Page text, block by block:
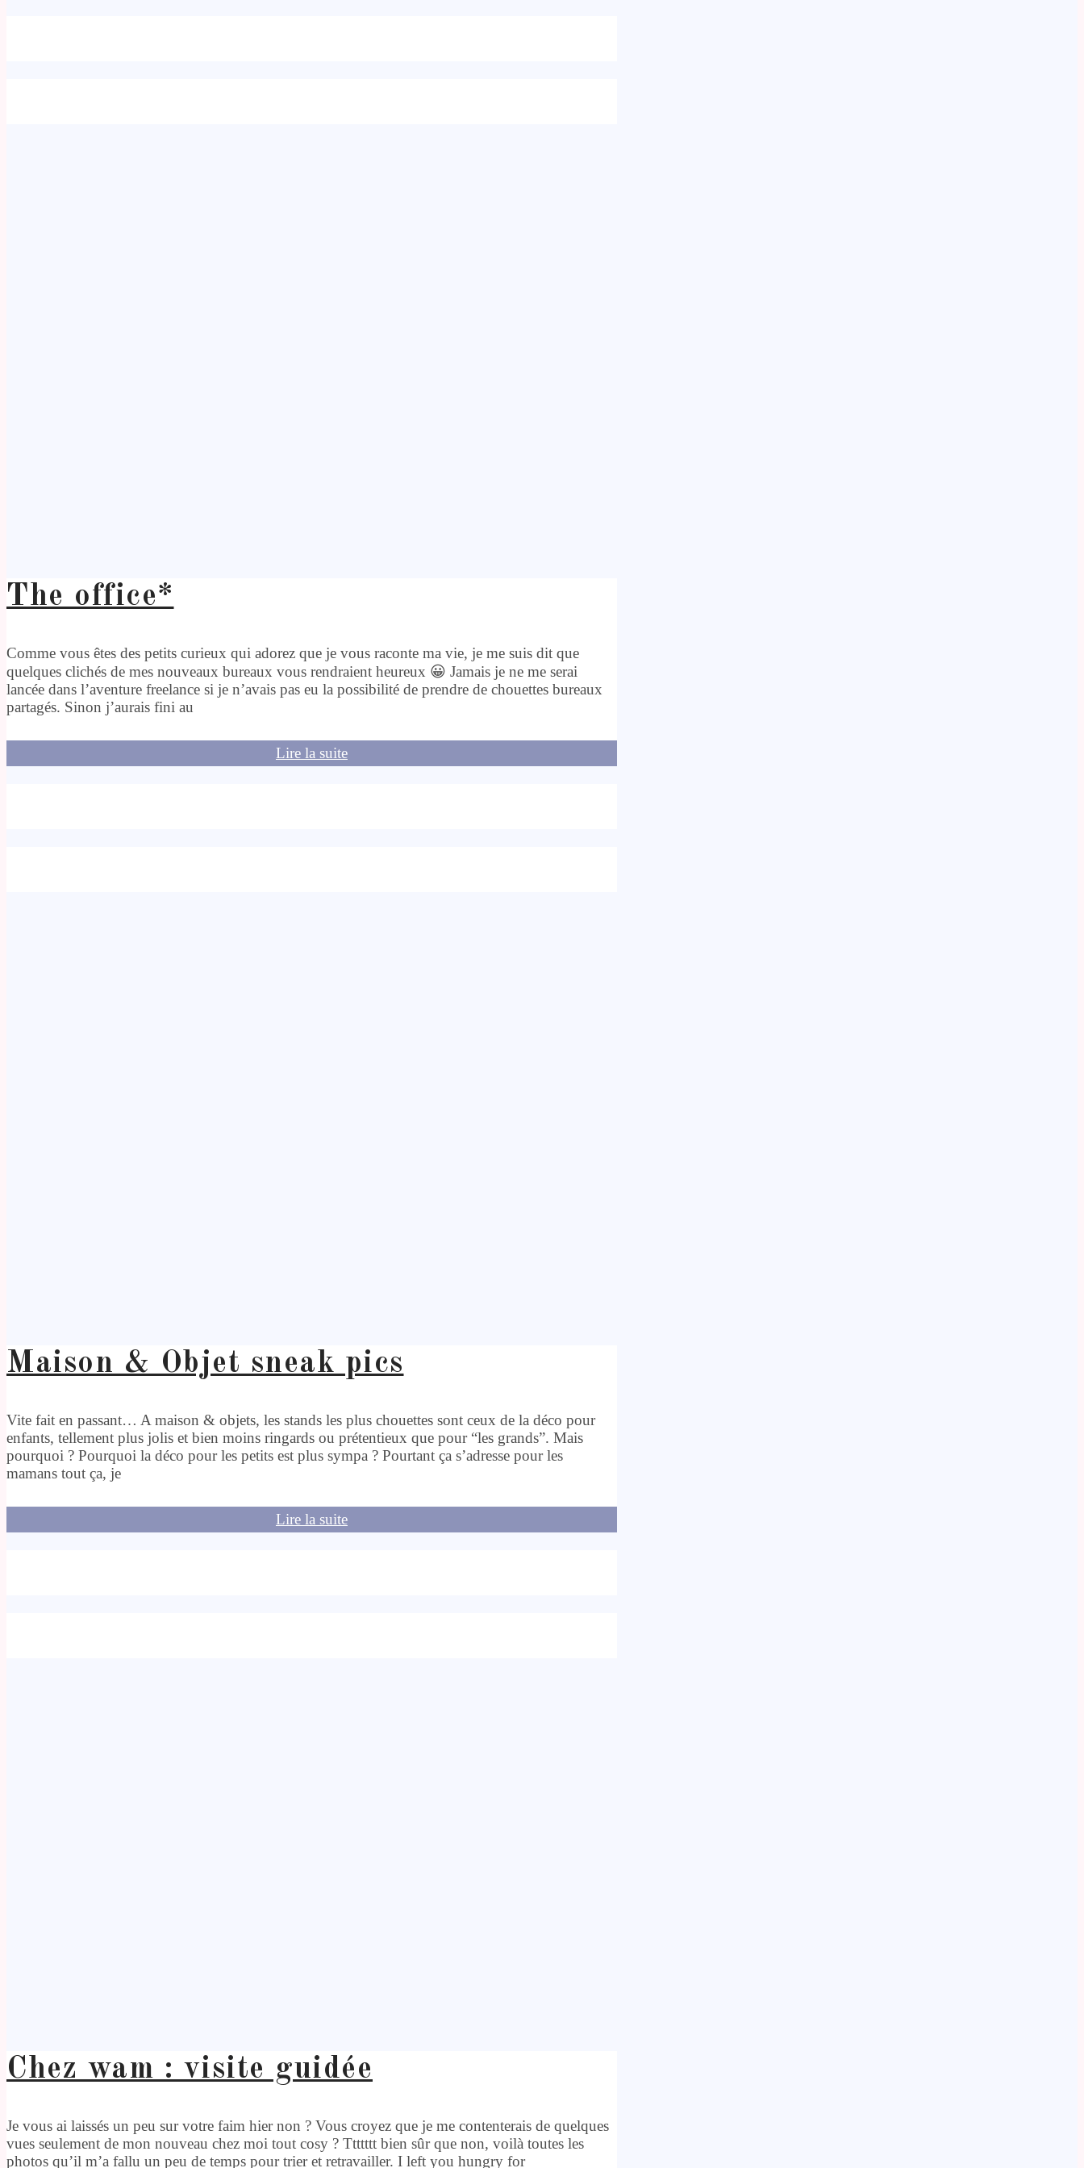
The office*
Comme vous êtes des petits curieux qui adorez que je vous raconte ma vie, je me suis dit que
quelques clichés de mes nouveaux bureaux vous rendraient heureux 😀 Jamais je ne me serai
lancée dans l’aventure freelance si je n’avais pas eu la possibilité de prendre de chouettes bureaux
partagés. Sinon j’aurais fini au
Lire la suite
Maison & Objet sneak pics
Vite fait en passant… A maison & objets, les stands les plus chouettes sont ceux de la déco pour
enfants, tellement plus jolis et bien moins ringards ou prétentieux que pour “les grands”. Mais
pourquoi ? Pourquoi la déco pour les petits est plus sympa ? Pourtant ça s’adresse pour les
mamans tout ça, je
Lire la suite
Chez wam : visite guidée
Je vous ai laissés un peu sur votre faim hier non ? Vous croyez que je me contenterais de quelques
vues seulement de mon nouveau chez moi tout cosy ? Ttttttt bien sûr que non, voilà toutes les
photos qu’il m’a fallu un peu de temps pour trier et retravailler. I left you hungry for